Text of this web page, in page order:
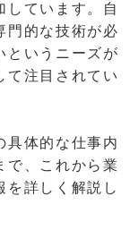
しています。自
門的な技術が必
というニーズが
て注目されてい
具体的な仕事内
で、これから業
を詳しく解説し